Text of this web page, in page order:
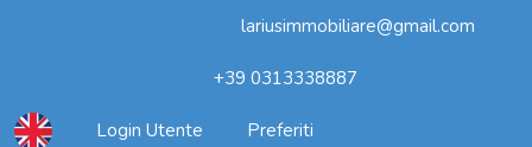
lariusimmobiliare@gmail.com
+39 0313338887
Login Utente Preferiti